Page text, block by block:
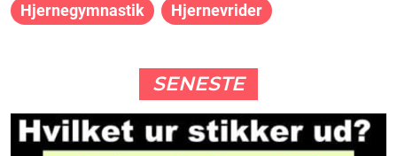
Hjernegymnastik Hjernevrider
SENESTE